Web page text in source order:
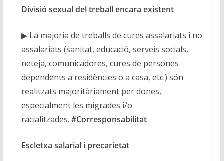
Divisió sexual del treball encara existent
▶ La majoria de treballs de cures assalariats i no
assalariats (sanitat, educació, serveis socials,
neteja, comunicadores, cures de persones
dependents a residències o a casa, etc.) són
realitzats majoritàriament per dones,
especialment les migrades i/o
racialitzades. #Corresponsabilitat
Escletxa salarial i precarietat